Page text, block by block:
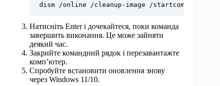
dism /online /cleanup-image /
Натисніть Enter і дочекайтеся, поки команда
завершить виконання. Це може зайняти
деякий час.
Закрийте командний рядок і перезавантажте
комп’ютер.
Спробуйте встановити оновлення знову
через Windows 11/10.